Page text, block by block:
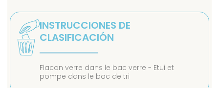
INSTRUCCIONES DE
CLASIFICACIÓN
Flacon verre dans le bac verre - Etui et
pompe dans le bac de tri